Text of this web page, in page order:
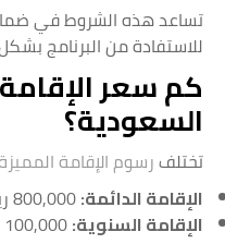
تساعد هذه الشروط في ضمان
للاستفادة من البرنامج
كم سعر
السعودية؟
تختلفرسوم الإقامة
الإقامة الدائمة:
الإقامة السنوية: